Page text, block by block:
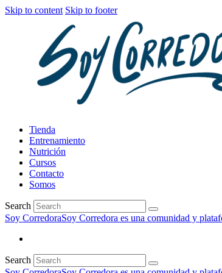
Skip to content Skip to footer
Tienda
Entrenamiento
Nutrición
Cursos
Contacto
Somos
Search
Soy CorredoraSoy Corredora es una comunidad y
Search